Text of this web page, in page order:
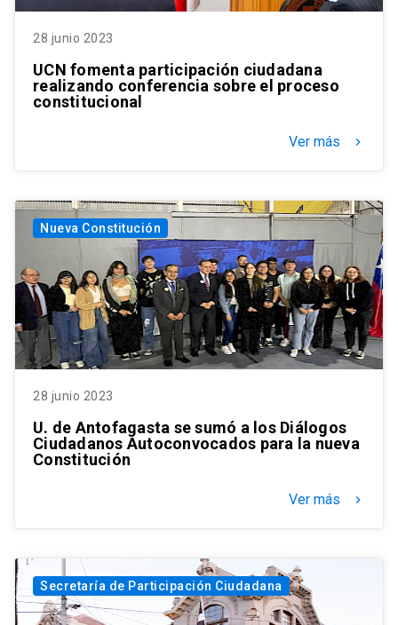
28 junio 2023
UCN fomenta participación ciudadana
realizando conferencia sobre el proceso
constitucional
Ver más keyboard_arrow_right
Nueva Constitución
28 junio 2023
U. de Antofagasta se sumó a los Diálogos
Ciudadanos Autoconvocados para la nueva
Constitución
Ver más keyboard_arrow_right
Secretaría de Participación Ciudadana